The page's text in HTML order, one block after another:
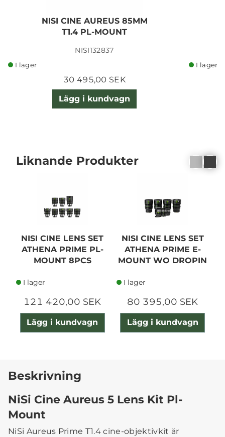
NISI CINE AUREUS 85MM
T1.4 PL-MOUNT
NISI132837
I lager
30 495,00 SEK
Lägg i kundvagn
I lager
Liknande Produkter
NISI CINE LENS SET
ATHENA PRIME PL-
MOUNT 8PCS
I lager
121 420,00 SEK
Lägg i kundvagn
NISI CINE LENS SET
ATHENA PRIME E-
MOUNT WO DROPIN
I lager
80 395,00 SEK
Lägg i kundvagn
Beskrivning
NiSi Cine Aureus 5 Lens Kit Pl-
Mount
NiSi Aureus Prime T1.4 cine-objektivkit är